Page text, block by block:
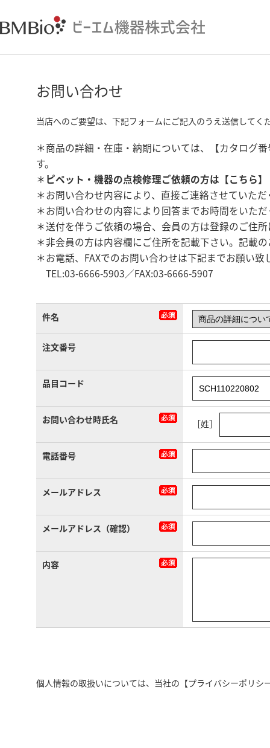
お問い合わせ
当店へのご要望は、下記フォームにご記入のうえ送信してく
＊商品の詳細・在庫・納期については、【カタログ
す。
＊ ピペット・機器の点検修理ご依頼の方は【こちら】
＊お問い合わせ内容により、直接ご連絡させていた
＊お問い合わせの内容により回答までお時間をいた
＊送付を伴うご依頼の場合、会員の方は登録のご住
＊非会員の方は内容欄にご住所を記載下さい。記載
＊お電話、FAXでのお問い合わせは下記までお願い致
TEL:03-6666-5903／FAX:03-6666-5907
件名
注文番号
品目コード
お問い合わせ時氏名 ［姓］
電話番号
メールアドレス
メールアドレス（確認）
内容
個人情報の取扱いについては、当社の 【プライバシーポリシ